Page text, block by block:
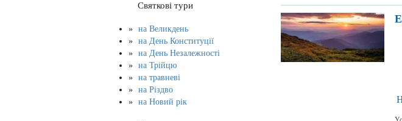
Святкові тури
на Великдень
на День Конституції
на День Незалежності
на Трійцю
на травневі
на Різдво
на Новий рік